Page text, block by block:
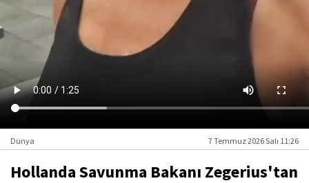
Dünya 7 Temmuz 2026 Salı 11:26
Hollanda Savunma Bakanı Zegerius'tan